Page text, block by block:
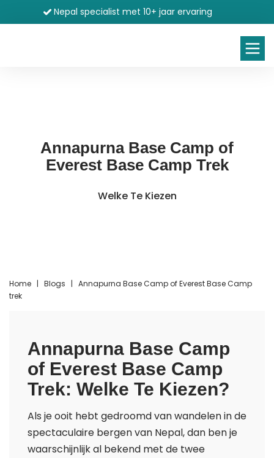
Nepal specialist met 10+ jaar ervaring
Annapurna Base Camp of
Everest Base Camp Trek
Welke Te Kiezen
Home | Blogs | Annapurna Base Camp of Everest Base Camp
trek
Annapurna Base Camp
of Everest Base Camp
Trek: Welke Te Kiezen?
Als je ooit hebt gedroomd van wandelen in de
spectaculaire bergen van Nepal, dan ben je
waarschijnlijk al bekend met de twee